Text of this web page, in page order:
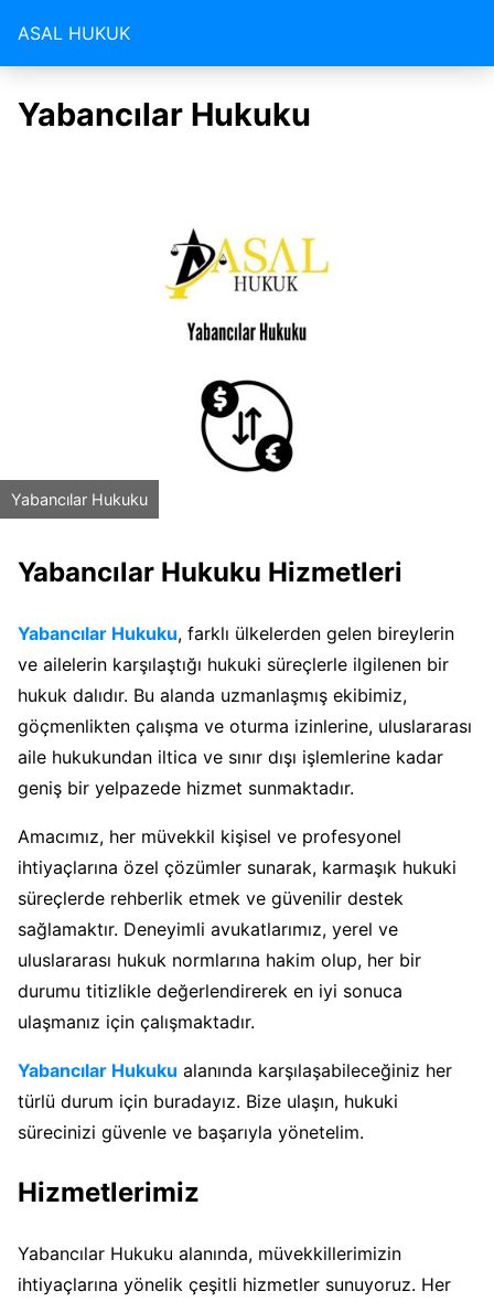
ASAL HUKUK
Yabancılar Hukuku
Yabancılar Hukuku
Yabancılar Hukuku Hizmetleri
Yabancılar Hukuku, farklı ülkelerden gelen bireylerin
ve ailelerin karşılaştığı hukuki süreçlerle ilgilenen bir
hukuk dalıdır. Bu alanda uzmanlaşmış ekibimiz,
göçmenlikten çalışma ve oturma izinlerine, uluslararası
aile hukukundan iltica ve sınır dışı işlemlerine kadar
geniş bir yelpazede hizmet sunmaktadır.
Amacımız, her müvekkil kişisel ve profesyonel
ihtiyaçlarına özel çözümler sunarak, karmaşık hukuki
süreçlerde rehberlik etmek ve güvenilir destek
sağlamaktır. Deneyimli avukatlarımız, yerel ve
uluslararası hukuk normlarına hakim olup, her bir
durumu titizlikle değerlendirerek en iyi sonuca
ulaşmanız için çalışmaktadır.
Yabancılar Hukuku alanında karşılaşabileceğiniz her
türlü durum için buradayız. Bize ulaşın, hukuki
sürecinizi güvenle ve başarıyla yönetelim.
Hizmetlerimiz
Yabancılar Hukuku alanında, müvekkillerimizin
ihtiyaçlarına yönelik çeşitli hizmetler sunuyoruz. Her